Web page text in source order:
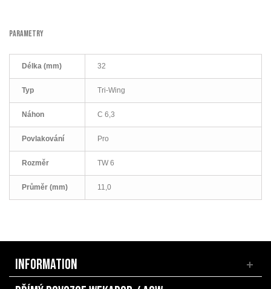
PARAMETRY
Délka (mm) 32
Typ Tri-Wing
Náhon C 6,3
Povlakování Pro
Rozměr TW 6
Průměr (mm) 11,0
INFORMATION